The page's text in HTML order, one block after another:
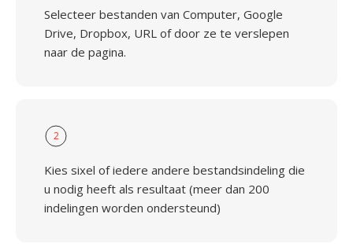
Selecteer bestanden van Computer, Google
Drive, Dropbox, URL of door ze te verslepen
naar de pagina.
2
Kies sixel of iedere andere bestandsindeling die
u nodig heeft als resultaat (meer dan 200
indelingen worden ondersteund)